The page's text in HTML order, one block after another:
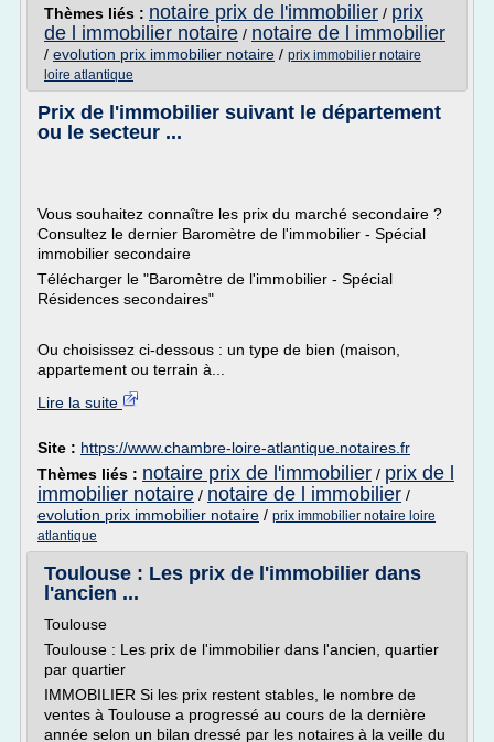
Thèmes liés : notaire prix de l'immobilier / prix
de l immobilier notaire / notaire de l immobilier
/ evolution prix immobilier notaire / prix immobilier notaire
loire atlantique
Prix de l'immobilier suivant le département
ou le secteur ...
Vous souhaitez connaître les prix du marché secondaire ?
Consultez le dernier Baromètre de l'immobilier - Spécial
immobilier secondaire
Télécharger le "Baromètre de l'immobilier - Spécial
Résidences secondaires"
Ou choisissez ci-dessous : un type de bien (maison,
appartement ou terrain à...
Lire la suite
Site : https://www.chambre-loire-atlantique.notaires.fr
Thèmes liés : notaire prix de l'immobilier / prix de l
immobilier notaire / notaire de l immobilier /
evolution prix immobilier notaire / prix immobilier notaire loire
atlantique
Toulouse : Les prix de l'immobilier dans
l'ancien ...
Toulouse
Toulouse : Les prix de l'immobilier dans l'ancien, quartier
par quartier
IMMOBILIER Si les prix restent stables, le nombre de
ventes à Toulouse a progressé au cours de la dernière
année selon un bilan dressé par les notaires à la veille du